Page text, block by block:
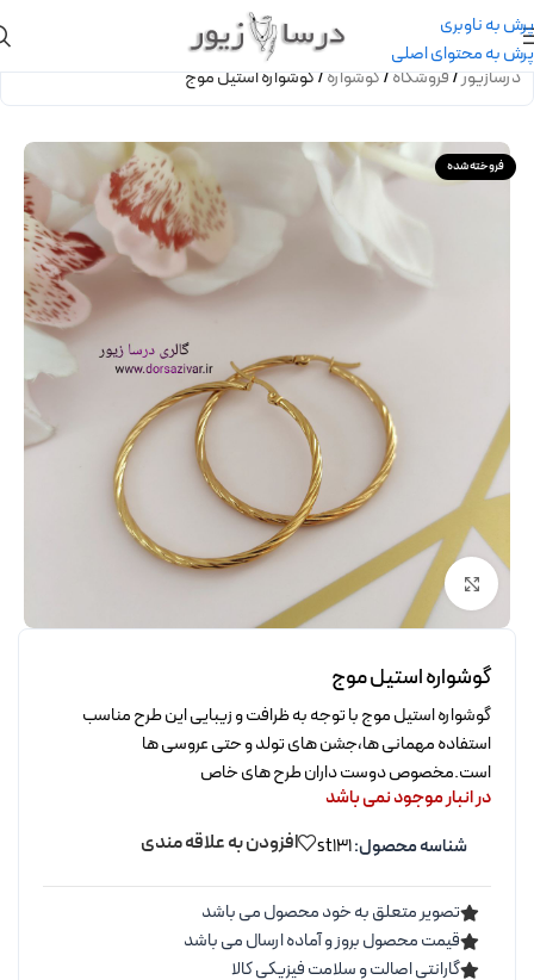
پرش به ناوبری
پرش به محتوای اصلی
درسازیور/فروشگاه/گوشواره/گوشواره استیل موج
فروخته شده
برای بزرگنمایی کلیک کنید
گوشواره استیل موج
گوشواره استیل موج با توجه به ظرافت و زیبایی این طرح مناسب
استفاده مهمانی ها،جشن های تولد و حتی عروسی ها
است.مخصوص دوست داران طرح های خاص
در انبار موجود نمی باشد
شناسه محصول:st131 افزودن به علاقه مندی
تصویر متعلق به خود محصول می باشد
قیمت محصول بروز و آماده ارسال می باشد
گارانتی اصالت و سلامت فیزیکی کالا